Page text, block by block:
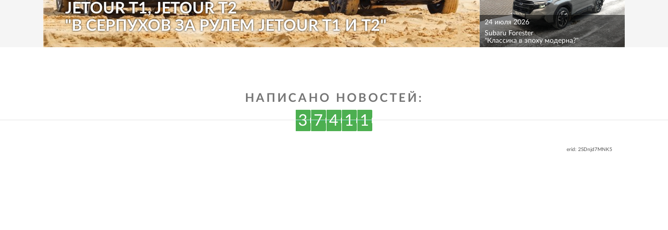
JETOUR T1, JETOUR T2
"В СЕРПУХОВ ЗА РУЛЕМ JETOUR T1 И T2"
24 июля 2026
Subaru Forester
"Классика в эпоху модерна?"
НАПИСАНО НОВОСТЕЙ:
3 7 4 1 1
erid: 2SDnjd7MNK5